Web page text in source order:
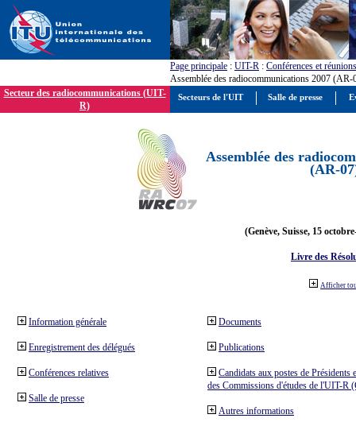
Page principale : UIT-R : Conférences et réunions
Assemblée des radiocommunications 2007 (AR-
Secteur des radiocommunications (UIT-
R)
Assemblée des
(AR-
(Genève, Suisse, 15
Livre des
Afficher
Information générale
Enregistrement des délégués
Conférences relatives
Salle de presse
Documents
Publications
Candidats aux postes de Présidents
des Commissions d'études de l'UIT-R
Autres informations
Secteurs de l'UIT Salle de presse